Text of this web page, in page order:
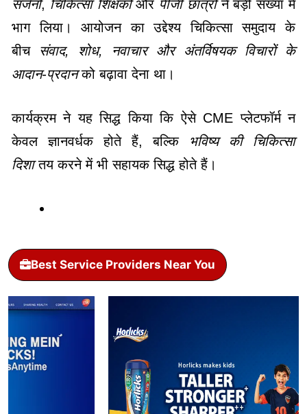
सर्जनों, चिकित्सा शिक्षकोंऔर पीजी छात्रोंने बड़ी संख्या में
भाग लिया। आयोजन का उद्देश्य चिकित्सा समुदाय के
बीच संवाद, शोध, नवाचार और अंतर्विषयक विचारों के
आदान-प्रदानको बढ़ावा देना था।
कार्यक्रम ने यह सिद्ध किया कि ऐसे CME प्लेटफॉर्म न
केवल ज्ञानवर्धक होते हैं, बल्कि भविष्य की चिकित्सा
दिशातय करने में भी सहायक सिद्ध होते हैं।
Best Service Providers Near You